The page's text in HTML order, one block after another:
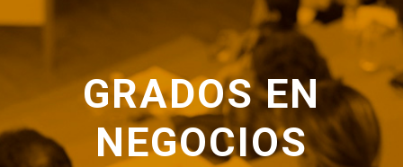
GRADOS EN
NEGOCIOS